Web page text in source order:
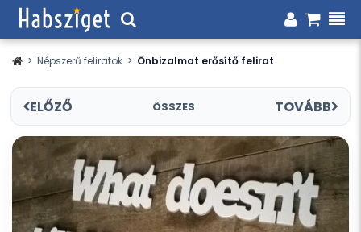
> Népszerű feliratok > Önbizalmat erősítő felirat
ELŐZŐ ÖSSZES TOVÁBB